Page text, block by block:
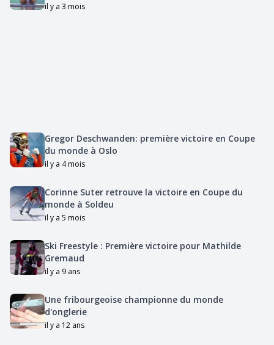
il y a 3 mois
Gregor Deschwanden: première victoire en Coupe
du monde à Oslo
il y a 4 mois
Corinne Suter retrouve la victoire en Coupe du
monde à Soldeu
il y a 5 mois
Ski Freestyle : Première victoire pour Mathilde
Gremaud
il y a 9 ans
Une fribourgeoise championne du monde
d'onglerie
il y a 12 ans